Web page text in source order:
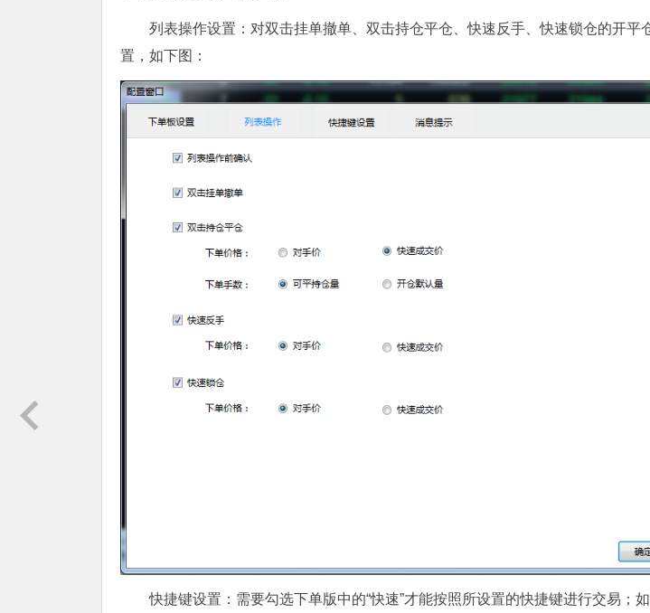
列表操作设置：对双击挂单撤单、双击持仓平仓、快速反手、快速锁仓的开平
置，如下图：
快捷键设置：需要勾选下单版中的“快速”才能按照所设置的快捷键进行交易；如